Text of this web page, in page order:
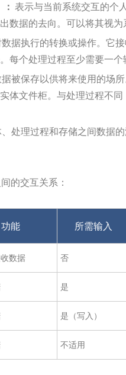
表示与当前系统交互的个
数据的去向。可以将其视为
据执行的转换或操作。它
每个处理过程至少需要一个
被保存以供将来使用的场
体文件柜。与处理过程不同
处理过程和存储之间数据
的交互关系：
功能 所需输入
数据 否
是
是（写入）
不适用